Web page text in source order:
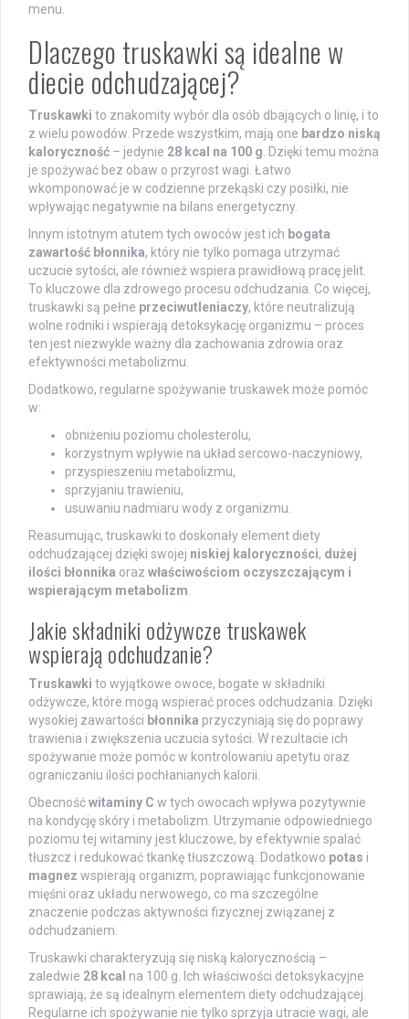
menu.
Dlaczego truskawki są idealne w
diecie odchudzającej?
Truskawki to znakomity wybór dla osób dbających o linię, i to
z wielu powodów. Przede wszystkim, mają one bardzo niską
kaloryczność – jedynie 28 kcal na 100 g. Dzięki temu można
je spożywać bez obaw o przyrost wagi. Łatwo
wkomponować je w codzienne przekąski czy posiłki, nie
wpływając negatywnie na bilans energetyczny.
Innym istotnym atutem tych owoców jest ich bogata
zawartość błonnika, który nie tylko pomaga utrzymać
uczucie sytości, ale również wspiera prawidłową pracę jelit.
To kluczowe dla zdrowego procesu odchudzania. Co więcej,
truskawki są pełne przeciwutleniaczy, które neutralizują
wolne rodniki i wspierają detoksykację organizmu – proces
ten jest niezwykle ważny dla zachowania zdrowia oraz
efektywności metabolizmu.
Dodatkowo, regularne spożywanie truskawek może pomóc
w:
obniżeniu poziomu cholesterolu,
korzystnym wpływie na układ sercowo-naczyniowy,
przyspieszeniu metabolizmu,
sprzyjaniu trawieniu,
usuwaniu nadmiaru wody z organizmu.
Reasumując, truskawki to doskonały element diety
odchudzającej dzięki swojej niskiej kaloryczności, dużej
ilości błonnika oraz właściwościom oczyszczającym i
wspierającym metabolizm.
Jakie składniki odżywcze truskawek
wspierają odchudzanie?
Truskawki to wyjątkowe owoce, bogate w składniki
odżywcze, które mogą wspierać proces odchudzania. Dzięki
wysokiej zawartości błonnika przyczyniają się do poprawy
trawienia i zwiększenia uczucia sytości. W rezultacie ich
spożywanie może pomóc w kontrolowaniu apetytu oraz
ograniczaniu ilości pochłanianych kalorii.
Obecnośćwitaminy C w tych owocach wpływa pozytywnie
na kondycję skóry i metabolizm. Utrzymanie odpowiedniego
poziomu tej witaminy jest kluczowe, by efektywnie spalać
tłuszcz i redukować tkankę tłuszczową. Dodatkowo potas i
magnez wspierają organizm, poprawiając funkcjonowanie
mięśni oraz układu nerwowego, co ma szczególne
znaczenie podczas aktywności fizycznej związanej z
odchudzaniem.
Truskawki charakteryzują się niską kalorycznością –
zaledwie 28 kcal na 100 g. Ich właściwości detoksykacyjne
sprawiają, że są idealnym elementem diety odchudzającej.
Regularne ich spożywanie nie tylko sprzyja utracie wagi, ale